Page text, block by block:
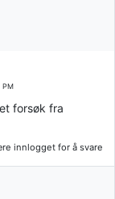
PM
forsøk fra
innlogget for å svare